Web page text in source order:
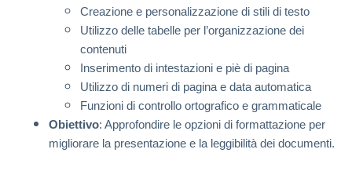
Creazione e personalizzazione di stili di testo
Utilizzo delle tabelle per l’organizzazione dei
contenuti
Inserimento di intestazioni e piè di pagina
Utilizzo di numeri di pagina e data automatica
Funzioni di controllo ortografico e grammaticale
Obiettivo: Approfondire le opzioni di formattazione per
migliorare la presentazione e la leggibilità dei documenti.